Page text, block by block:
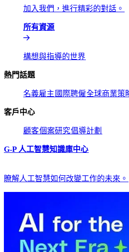
加入我們，進行精彩的對話。​​
所有資源​​
構想與指導的世界​​
熱門話題​​
名義雇主​​ 國際聘僱​​全球商業策
客戶中心​​
顧客​​個案研究​​倡導計劃​​
G-P 人工智慧知識庫中心​​
瞭解人工智慧如何改變工作的未來。​​